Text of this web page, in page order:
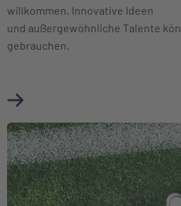
willkommen. Innovative Ideen
und außergewöhnliche Talente
gebrauchen.
Mehr über Berufseinsteiger
Weiter zu Schüler und Studenten